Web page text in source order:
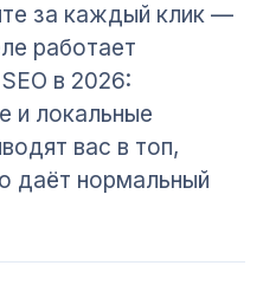
за каждый клик —
работает
в 2026:
и локальные
вас в топ,
даёт нормальный